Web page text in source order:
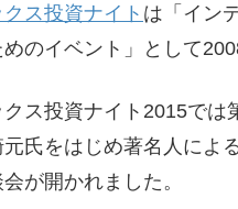
ス投資ナイト は「イン
のイベント」として
クス投資ナイト2015で
氏をはじめ著名人によ
が開かれました。